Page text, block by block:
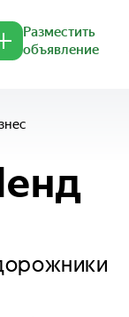
Разместить
объявление